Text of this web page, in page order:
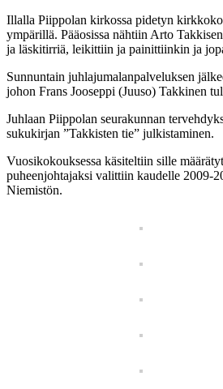
Illalla Piippolan kirkossa pidetyn
ympärillä. Pääosissa nähtiin Arto
ja läskitirriä, leikittiin ja painittiinkin ja
Sunnuntain juhlajumalanpalveluksen
johon Frans Jooseppi (Juuso) Takkinen
Juhlaan Piippolan seurakunnan
sukukirjan ”Takkisten tie” julkistaminen.
Vuosikokouksessa käsiteltiin sille
puheenjohtajaksi valittiin kaudelle 2009-
Niemistön.